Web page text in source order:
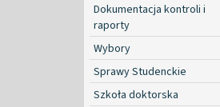
Dokumentacja kontroli i
raporty
Wybory
Sprawy Studenckie
Szkoła doktorska